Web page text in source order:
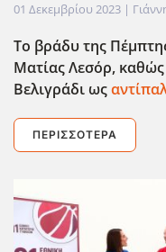
01 Δεκεμβρίου 2023 |
Το βράδυ της
Ματίας Λεσόρ,
Βελιγράδι ως
ΠΕΡΙΣΣΌΤΕΡΑ